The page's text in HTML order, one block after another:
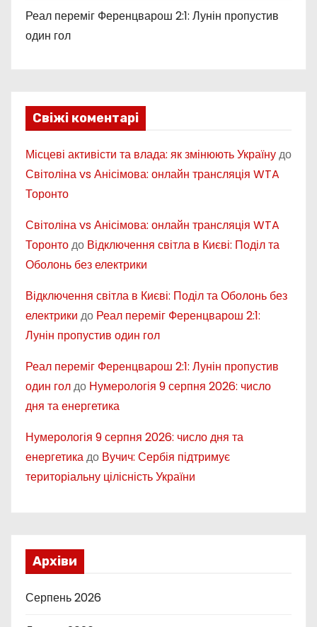
Реал переміг Ференцварош 2:1: Лунін пропустив
один гол
Свіжі коментарі
Місцеві активісти та влада: як змінюють Українудо
Світоліна vs Анісімова: онлайн трансляція WTA
Торонто
Світоліна vs Анісімова: онлайн трансляція WTA
Торонтодо Відключення світла в Києві: Поділ та
Оболонь без електрики
Відключення світла в Києві: Поділ та Оболонь без
електрики до Реал переміг Ференцварош 2:1:
Лунін пропустив один гол
Реал переміг Ференцварош 2:1: Лунін пропустив
один голдо Нумерологія 9 серпня 2026: число
дня та енергетика
Нумерологія 9 серпня 2026: число дня та
енергетикадо Вучич: Сербія підтримує
територіальну цілісність України
Архіви
Серпень 2026